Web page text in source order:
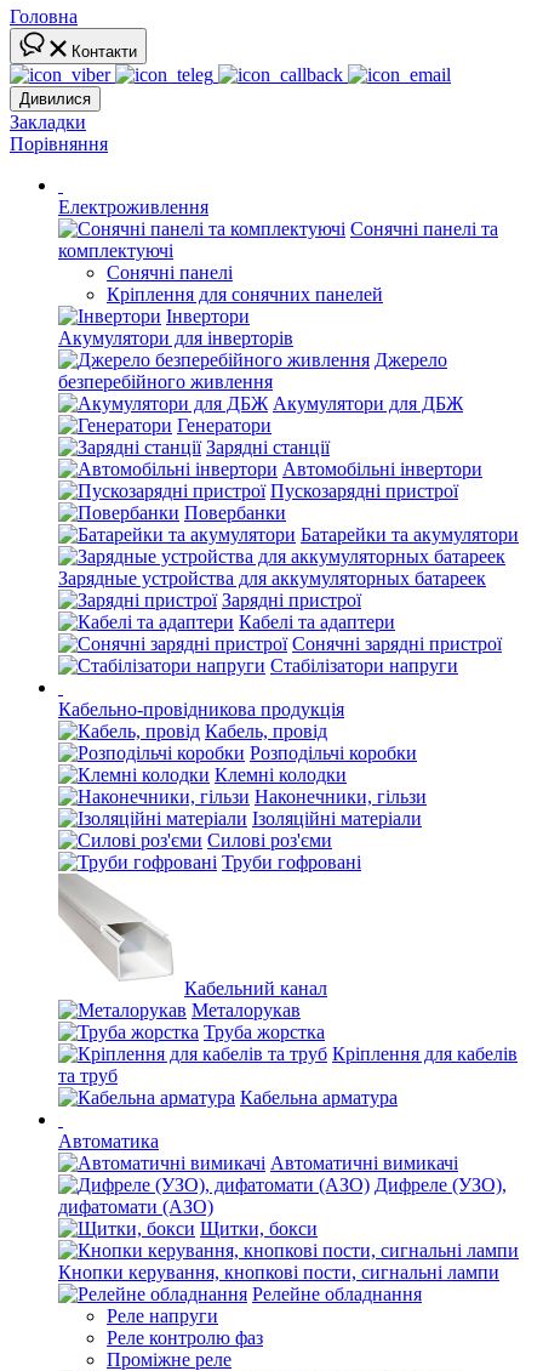
Головна
Контакти
Дивилися
Закладки
Порівняння
Електроживлення
Сонячні панелі та
комплектуючі
Сонячні панелі
Кріплення для сонячних панелей
Інвертори
Акумулятори для інверторів
Джерело
безперебійного живлення
Акумулятори для ДБЖ
Генератори
Зарядні станції
Автомобільні інвертори
Пускозарядні пристрої
Повербанки
Батарейки та акумулятори
Зарядные устройства для аккумуляторных батареек
Зарядні пристрої
Кабелі та адаптери
Сонячні зарядні пристрої
Стабілізатори напруги
Кабельно-провідникова продукція
Кабель, провід
Розподільчі коробки
Клемні колодки
Наконечники, гільзи
Ізоляційні матеріали
Силові роз'єми
Труби гофровані
Кабельний канал
Металорукав
Труба жорстка
Кріплення для кабелів
та труб
Кабельна арматура
Автоматика
Автоматичні вимикачі
Дифреле (УЗО),
дифатомати (АЗО)
Щитки, бокси
Кнопки керування, кнопкові пости, сигнальні лампи
Релейне обладнання
Реле напруги
Реле контролю фаз
Проміжне реле